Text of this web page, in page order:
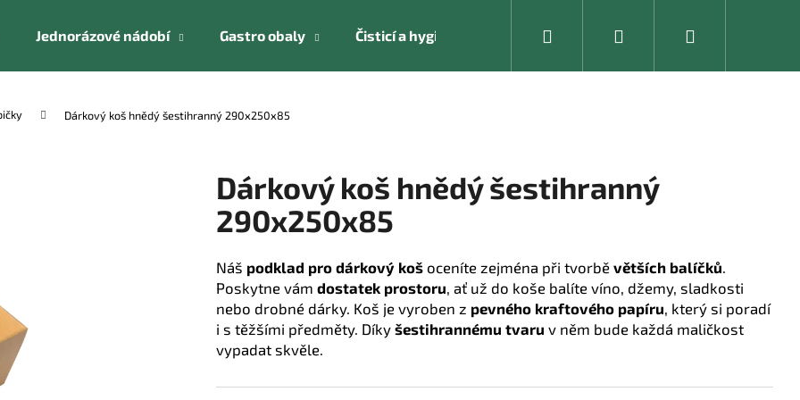
Jednorázové nádobí Gastro obaly Čisticí a hygienické pomůcky Kancelářské vybavení
Přihlášení
Dárkový koš hnědý šestihranný 290x250x85
Dárkový koš hnědý šestihranný
290x250x85
Náš podklad pro dárkový koš oceníte zejména při tvorbě větších balíčků
Poskytne vám dostatek prostoru , ať už do koše balíte víno, džemy, sladkosti
nebo drobné dárky. Koš je vyroben z pevného kraftového papíru , který si poradí
i s těžšími předměty. Díky šestihrannému tvaru v něm bude každá maličkost
vypadat skvěle.